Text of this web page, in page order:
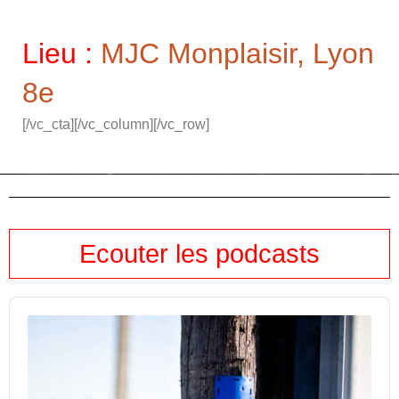
Lieu : MJC Monplaisir, Lyon
8e
[/vc_cta][/vc_column][/vc_row]
Ecouter les podcasts
Audio